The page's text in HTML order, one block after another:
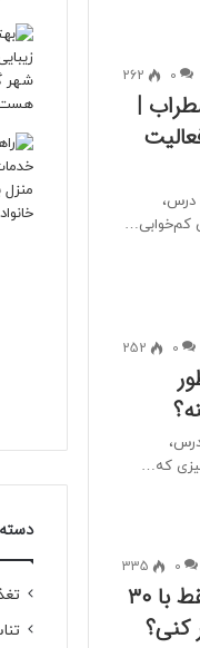
0
262
|
درس،
کم‌خوابی…
0
252
که…
0
335
فواید ورزش برای سلامت قلب | فقط با ۳۰
کنی؟
ر
د
ک
ن
د